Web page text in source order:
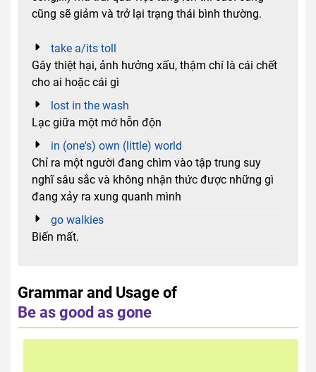
cũng sẽ giảm và trở lại trạng thái bình thường.
take a/its toll
Gây thiệt hại, ảnh hưởng xấu, thậm chí là cái chết
cho ai hoặc cái gì
lost in the wash
Lạc giữa một mớ hỗn độn
in (one's) own (little) world
Chỉ ra một người đang chìm vào tập trung suy
nghĩ sâu sắc và không nhận thức được những gì
đang xảy ra xung quanh mình
go walkies
Biến mất.
Grammar and Usage of
Be as good as gone